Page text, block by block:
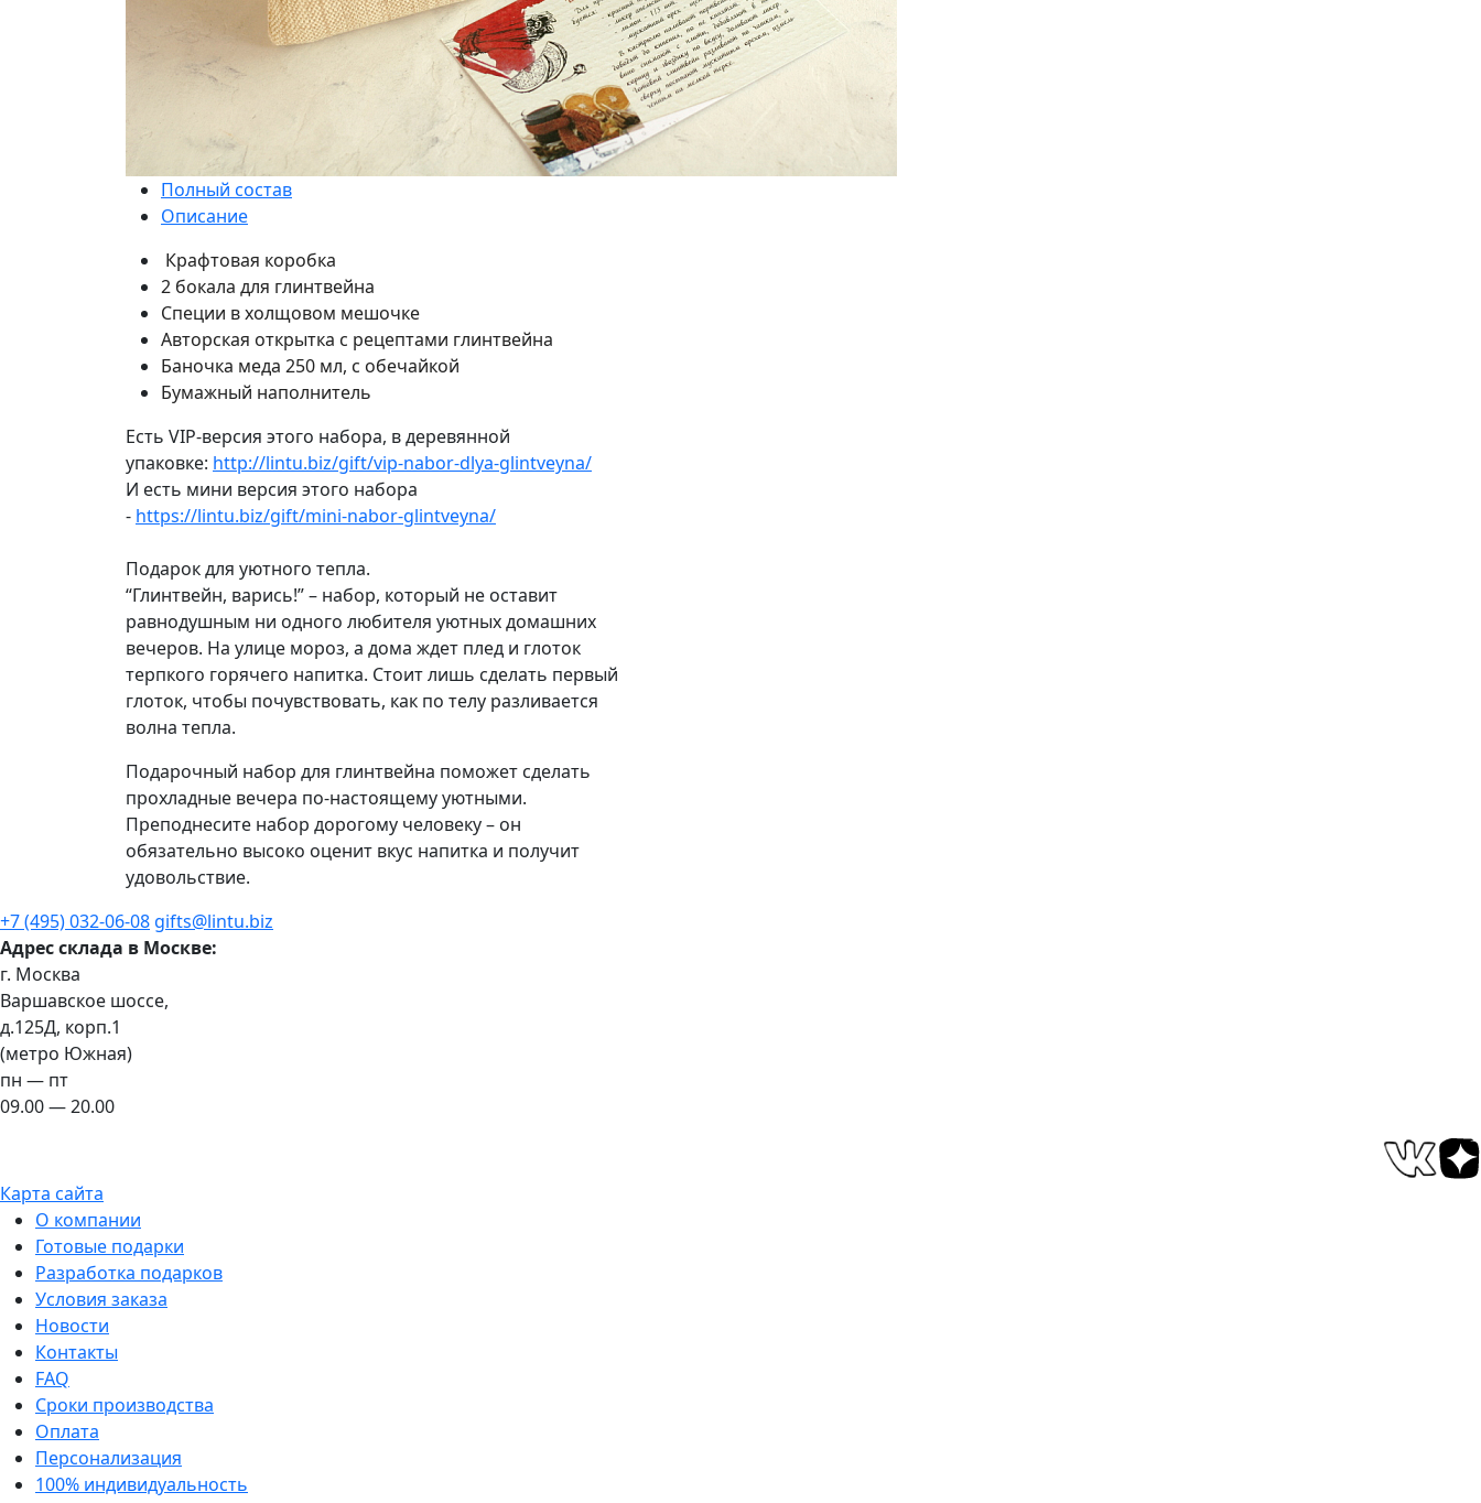
Полный состав
Описание
Крафтовая коробка
2 бокала для глинтвейна
Специи в холщовом мешочке
Авторская открытка с рецептами глинтвейна
Баночка меда 250 мл, с обечайкой
Бумажный наполнитель
Есть VIP-версия этого набора, в деревянной
упаковке: http://lintu.biz/gift/vip-nabor-dlya-glintveyna/
И есть мини версия этого набора
- https://lintu.biz/gift/mini-nabor-glintveyna/
Подарок для уютного тепла.
“Глинтвейн, варись!” – набор, который не оставит
равнодушным ни одного любителя уютных домашних
вечеров. На улице мороз, а дома ждет плед и глоток
терпкого горячего напитка. Стоит лишь сделать первый
глоток, чтобы почувствовать, как по телу разливается
волна тепла.
Подарочный набор для глинтвейна поможет сделать
прохладные вечера по-настоящему уютными.
Преподнесите набор дорогому человеку – он
обязательно высоко оценит вкус напитка и получит
удовольствие.
+7 (495) 032-06-08 gifts@lintu.biz
Адрес склада в Москве:
г. Москва
Варшавское шоссе,
д.125Д, корп.1
(метро Южная)
пн — пт
09.00 — 20.00
Карта сайта
О компании
Готовые подарки
Разработка подарков
Условия заказа
Новости
Контакты
FAQ
Сроки производства
Оплата
Персонализация
100% индивидуальность